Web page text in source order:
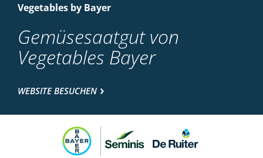
Vegetables by Bayer
Gemüsesaatgut von
Vegetables Bayer
WEBSITE BESUCHEN